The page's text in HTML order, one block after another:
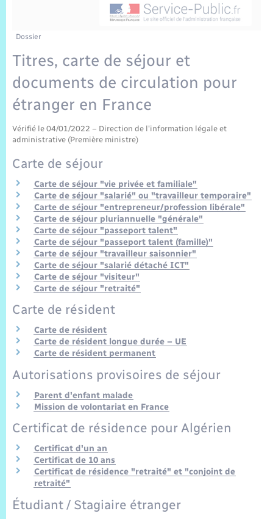
Risques naturels et technologiques
Numéros utiles
Vidéoprotection
Infos communales
Journal municipal numérique
Publications
Les employés communaux
Arrêtés municipaux
Budget
Cadastre
La Communauté de Communes
Eure en Normandie
L’Eglise
Le Cimetière
Projets et Réalisations
Info Patrimoine communal
Elections et citoyenneté
Concessions funéraires
Déchets
EDF ENEDIS
Véolia – Eau Assainissement
Enfants – Jeunes
Seniors
Numérique
Transports
Trafic routier
Météo
Sports et activités
Associations
Tourisme
Hébergement de loisirs
Bilan des 2 mandats : 2014 et 2020
Dossier
Titres, carte de séjour et
documents de circulation pour
étranger en France
Vérifié le 04/01/2022 – Direction de l'information légale et
administrative (Première ministre)
Carte de séjour
Carte de séjour "vie privée et familiale"
Carte de séjour "salarié" ou "travailleur temporaire"
Carte de séjour "entrepreneur/profession libérale"
Carte de séjour pluriannuelle "générale"
Carte de séjour "passeport talent"
Carte de séjour "passeport talent (famille)"
Carte de séjour "travailleur saisonnier"
Carte de séjour "salarié détaché ICT"
Carte de séjour "visiteur"
Carte de séjour "retraité"
Carte de résident
Carte de résident
Carte de résident longue durée – UE
Carte de résident permanent
Autorisations provisoires de séjour
Parent d'enfant malade
Mission de volontariat en France
Certificat de résidence pour Algérien
Certificat d'un an
Certificat de 10 ans
Certificat de résidence "retraité" et "conjoint de
retraité"
Étudiant / Stagiaire étranger